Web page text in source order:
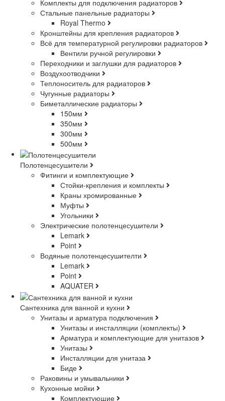
Комплекты для подключения радиаторов
Стальные панельные радиаторы
Royal Thermo
Кронштейны для крепления радиаторов
Всё для температурной регулировки радиаторов
Вентили ручной регулировки
Переходники и заглушки для радиаторов
Воздухоотводчики
Теплоноситель для радиаторов
Чугунные радиаторы
Биметаллические радиаторы
150мм
350мм
300мм
500мм
Полотенцесушители
Фитинги и комплектующие
Стойки-крепления и комплекты
Краны хромированные
Муфты
Угольники
Электрические полотенцесушители
Lemark
Point
Водяные полотенцесушителти
Lemark
Point
AQUATER
Сантехника для ванной и кухни
Унитазы и арматура подключения
Унитазы и инсталляции (комплекты)
Арматура и комплектующие для унитазов
Унитазы
Инсталляции для унитаза
Биде
Раковины и умывальники
Кухонные мойки
Комплектующие